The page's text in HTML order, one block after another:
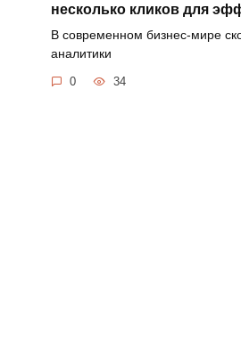
несколько кликов для
В современном бизнес-мире
аналитики
0 34